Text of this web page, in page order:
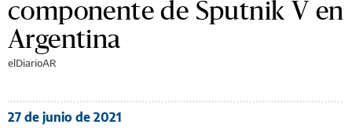
componente de Sputnik V en
Argentina
elDiarioAR
27 de junio de 2021